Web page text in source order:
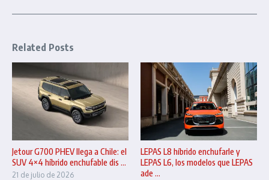
Related Posts
Jetour G700 PHEV llega a Chile: el
SUV 4×4 híbrido enchufable dis ...
21 de julio de 2026
LEPAS L8 híbrido enchufarle y
LEPAS L6, los modelos que LEPAS
ade ...